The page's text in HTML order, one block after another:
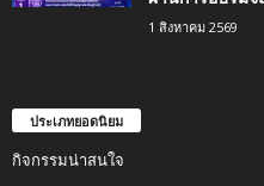
1 สิงหาคม 2569
ประเภทยอดนิยม
กิจกรรมน่าสนใจ